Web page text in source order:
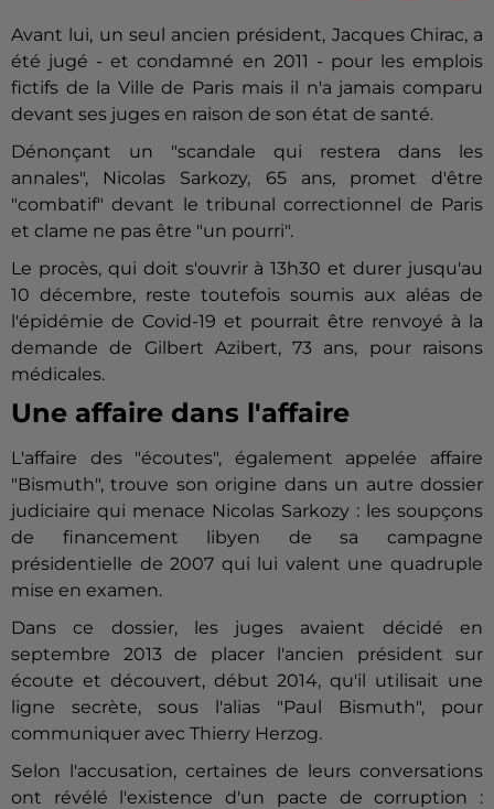
Avant lui, un seul ancien président, Jacques Chirac, a
été jugé - et condamné en 2011 - pour les emplois
fictifs de la Ville de Paris mais il n'a jamais comparu
devant ses juges en raison de son état de santé.
Dénonçant un "scandale qui restera dans les
annales", Nicolas
Sarkozy, 65 ans, promet d'être
"combatif" devant le tribunal correctionnel de Paris
et clame ne pas être "un pourri".
Le procès, qui doit s'ouvrir à 13h30 et durer jusqu'au
10 décembre, reste toutefois soumis aux aléas de
l'épidémie de Covid-19 et pourrait être renvoyé à la
demande de Gilbert Azibert, 73 ans, pour raisons
médicales.
Une affaire dans l'affaire
L'affaire des "écoutes", également appelée affaire
"Bismuth", trouve son origine dans un autre dossier
judiciaire qui menace Nicolas Sarkozy : les soupçons
de financement libyen de sa campagne
présidentielle de 2007 qui lui valent une quadruple
mise en examen.
Dans ce dossier, les juges avaient décidé en
septembre 2013 de placer l'ancien président sur
écoute et découvert, début 2014, qu'il utilisait une
ligne secrète, sous l'alias "Paul Bismuth", pour
communiquer avec Thierry Herzog.
Selon l'accusation, certaines de leurs conversations
ont révélé l'existence d'un pacte de corruption :